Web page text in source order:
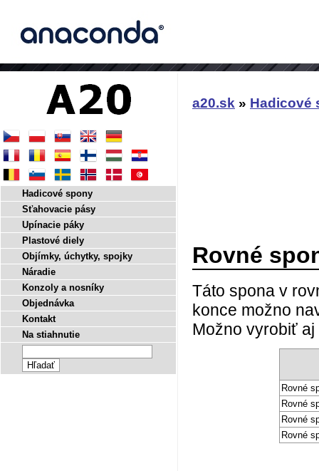
a20.sk » Hadicové
Rovné
Táto spona v
konce možno
Možno vyrobiť
Rovné
Rovné
Rovné
Rovné
Hadicové spony
Sťahovacie pásy
Upínacie páky
Plastové diely
Objímky, úchytky, spojky
Náradie
Konzoly a nosníky
Objednávka
Kontakt
Na stiahnutie